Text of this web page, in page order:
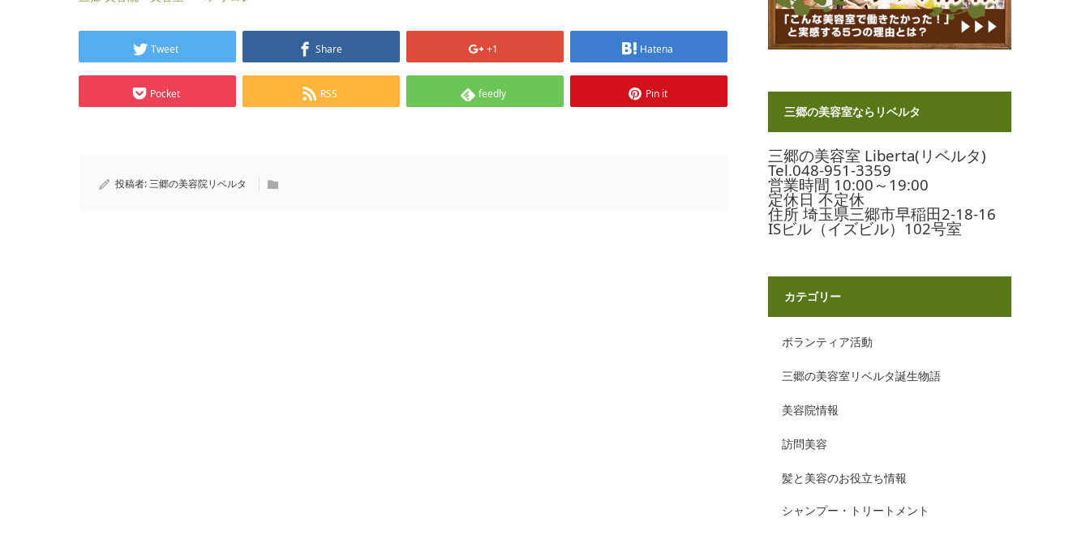
Tweet Share +1 Hatena
Pocket RSS feedly Pin it
投稿者:三郷の美容院リベルタ
三郷の美容室ならリベルタ
三郷の美容室 Liberta(リベルタ)
Tel.048-951-3359
営業時間 10:00～19:00
定休日 不定休
住所 埼玉県三郷市早稲田2-18-16
ISビル（イズビル）102号室
カテゴリー
ボランティア活動
三郷の美容室リベルタ誕生物語
美容院情報
訪問美容
髪と美容のお役立ち情報
シャンプー・トリートメント